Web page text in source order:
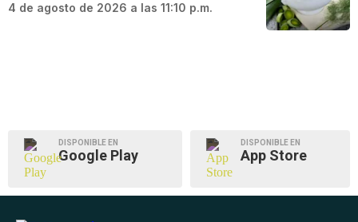
4 de agosto de 2026 a las 11:10 p.m.
DISPONIBLE EN
Google Play
DISPONIBLE EN
App Store